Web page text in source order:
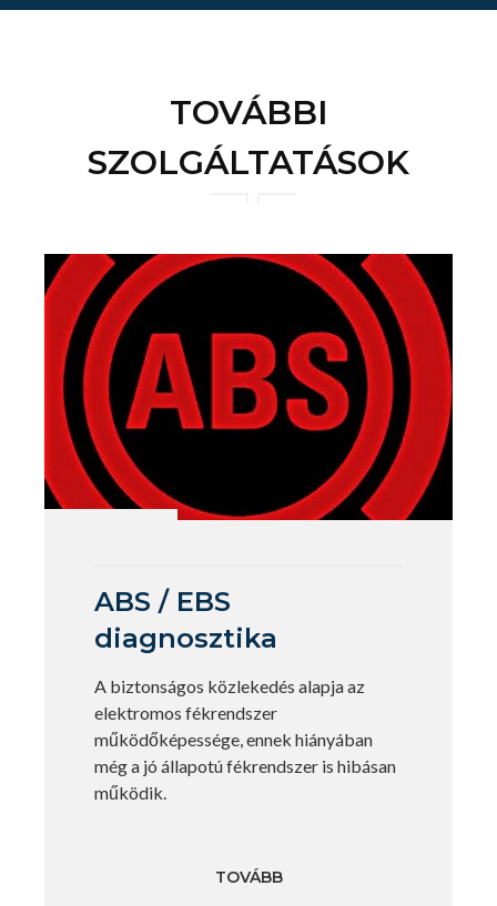
TOVÁBBI
SZOLGÁLTATÁSOK
ABS / EBS
diagnosztika
A biztonságos közlekedés alapja az
elektromos fékrendszer
működőképessége, ennek hiányában
még a jó állapotú fékrendszer is hibásan
működik.
TOVÁBB